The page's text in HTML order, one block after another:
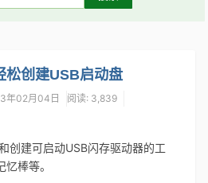
Linux命令
Git手册
松创建USB启动盘
年02月04日
阅读: 3,839
创建可启动USB闪存驱动器的工
棒等。